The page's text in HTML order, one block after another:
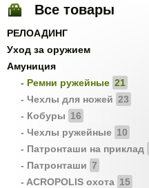
Все товары
РЕЛОАДИНГ
Уход за оружием
Амуниция
- Ремни ружейные 21
- Чехлы для ножей 23
- Кобуры 16
- Чехлы ружейные 10
- Патронташи на приклад
- Патронташи 7
- ACROPOLIS охота 15